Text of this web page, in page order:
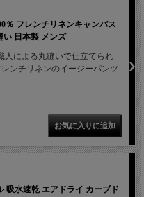
％ フレンチリネンキャンバス
い 日本製 メンズ
人による丸縫いで仕立てられ
ンチリネンのイージーパンツ
吸水速乾 エアドライ カーブド